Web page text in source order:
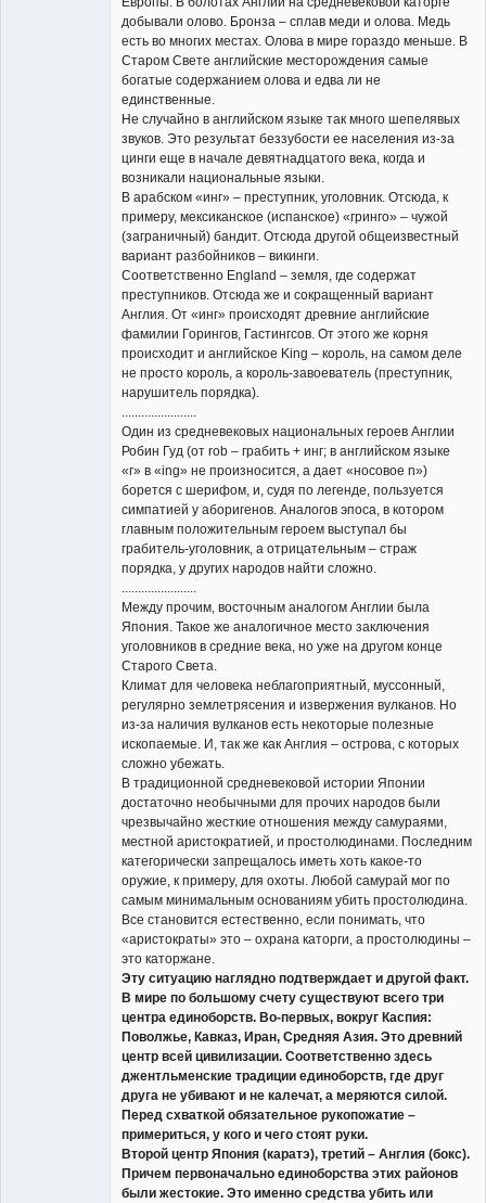
добывали олово. Бронза – сплав меди и олова. Медь
есть во многих местах. Олова в мире гораздо меньше. В
Старом Свете английские месторождения самые
богатые содержанием олова и едва ли не
единственные.
Не случайно в английском языке так много шепелявых
звуков. Это результат беззубости ее населения из-за
цинги еще в начале девятнадцатого века, когда и
возникали национальные языки.
В арабском «инг» – преступник, уголовник. Отсюда, к
примеру, мексиканское (испанское) «гринго» – чужой
(заграничный) бандит. Отсюда другой общеизвестный
вариант разбойников – викинги.
Соответственно England – земля, где содержат
преступников. Отсюда же и сокращенный вариант
Англия. От «инг» происходят древние английские
фамилии Горингов, Гастингсов. От этого же корня
происходит и английское King – король, на самом деле
не просто король, а король-завоеватель (преступник,
нарушитель порядка).
Один из средневековых национальных героев Англии
Робин Гуд (от rob – грабить + инг; в английском языке
«г» в «ing» не произносится, а дает «носовое n»)
борется с шерифом, и, судя по легенде, пользуется
симпатией у аборигенов. Аналогов эпоса, в котором
главным положительным героем выступал бы
грабитель-уголовник, а отрицательным – страж
порядка, у других народов найти сложно.
Между прочим, восточным аналогом Англии была
Япония. Такое же аналогичное место заключения
уголовников в средние века, но уже на другом конце
Старого Света.
Климат для человека неблагоприятный, муссонный,
регулярно землетрясения и извержения вулканов. Но
из-за наличия вулканов есть некоторые полезные
ископаемые. И, так же как Англия – острова, с которых
сложно убежать.
В традиционной средневековой истории Японии
достаточно необычными для прочих народов были
чрезвычайно жесткие отношения между самураями,
местной аристократией, и простолюдинами. Последним
категорически запрещалось иметь хоть какое-то
оружие, к примеру, для охоты. Любой самурай мог по
самым минимальным основаниям убить простолюдина.
Все становится естественно, если понимать, что
«аристократы» это – охрана каторги, а простолюдины –
это каторжане.
Эту ситуацию наглядно подтверждает и другой факт.
В мире по большому счету существуют всего три
центра единоборств. Во-первых, вокруг Каспия:
Поволжье, Кавказ, Иран, Средняя Азия. Это древний
центр всей цивилизации. Соответственно здесь
джентльменские традиции единоборств, где друг
друга не убивают и не калечат, а меряются силой.
Перед схваткой обязательное рукопожатие –
примериться, у кого и чего стоят руки.
Второй центр Япония (каратэ), третий – Англия (бокс).
Причем первоначально единоборства этих районов
были жестокие. Это именно средства убить или